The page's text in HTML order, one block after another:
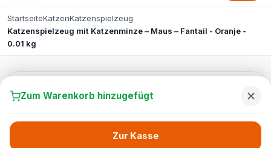
StartseiteKatzenKatzenspielzeug
Katzenspielzeug mit Katzenminze – Maus – Fantail - Oranje -
0.01 kg
Zum Warenkorb hinzugefügt
Zur Kasse